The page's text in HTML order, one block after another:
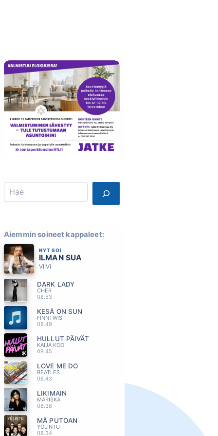
Search
Aiemmin soineet kappaleet:
NYT SOI
ILMAN SUA
VIIVI
DARK LADY
CHER
08.53
KESÄ ON SUN
FINNTWIST
08.49
HULLUT PÄIVÄT
KAIJA KOO
08.45
LOVE ME DO
BEATLES
08.43
LIKIMAIN
MARISKA
08.38
MÄ PUTOAN
YÖLINTU
08.34